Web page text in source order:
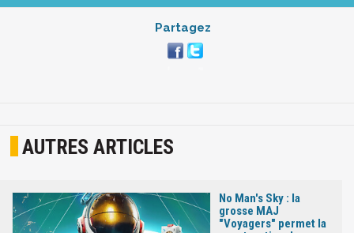
Partagez
AUTRES ARTICLES
No Man's Sky : la
grosse MAJ
"Voyagers" permet la